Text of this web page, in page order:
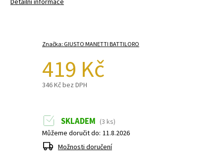
Značka: GIUSTO MANETTI BATTILORO
419 Kč
346 Kč bez DPH
SKLADEM (3 ks)
Můžeme doručit do: 11.8.2026
Možnosti doručení